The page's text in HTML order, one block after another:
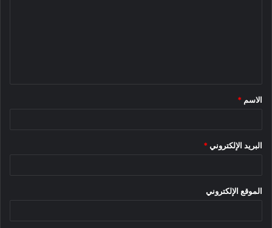
*
الاسم *
البريد الإلكتروني *
الموقع الإلكتروني